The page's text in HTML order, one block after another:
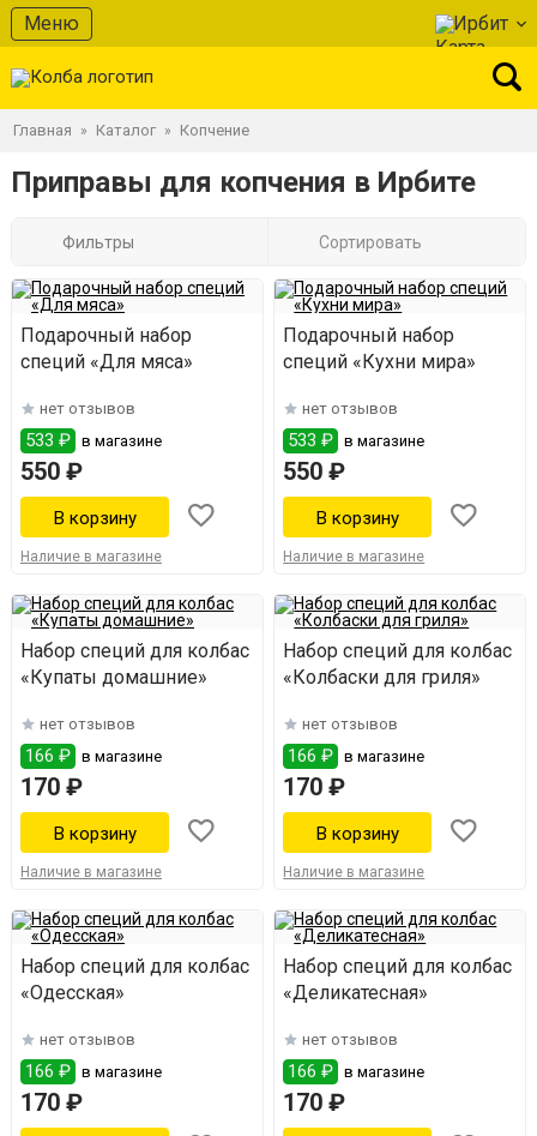
Меню Ирбит
Главная » Каталог » Копчение
Приправы для копчения в Ирбите
Фильтры Сортировать
Подарочный набор
специй «Для мяса»
нет отзывов
533 ₽ в магазине
550 ₽
Наличие в магазине
Подарочный набор
специй «Кухни мира»
нет отзывов
533 ₽ в магазине
550 ₽
Наличие в магазине
Набор специй для колбас
«Купаты домашние»
нет отзывов
166 ₽ в магазине
170 ₽
Наличие в магазине
Набор специй для колбас
«Колбаски для гриля»
нет отзывов
166 ₽ в магазине
170 ₽
Наличие в магазине
Набор специй для колбас
«Одесская»
нет отзывов
166 ₽ в магазине
170 ₽
Набор специй для колбас
«Деликатесная»
нет отзывов
166 ₽ в магазине
170 ₽